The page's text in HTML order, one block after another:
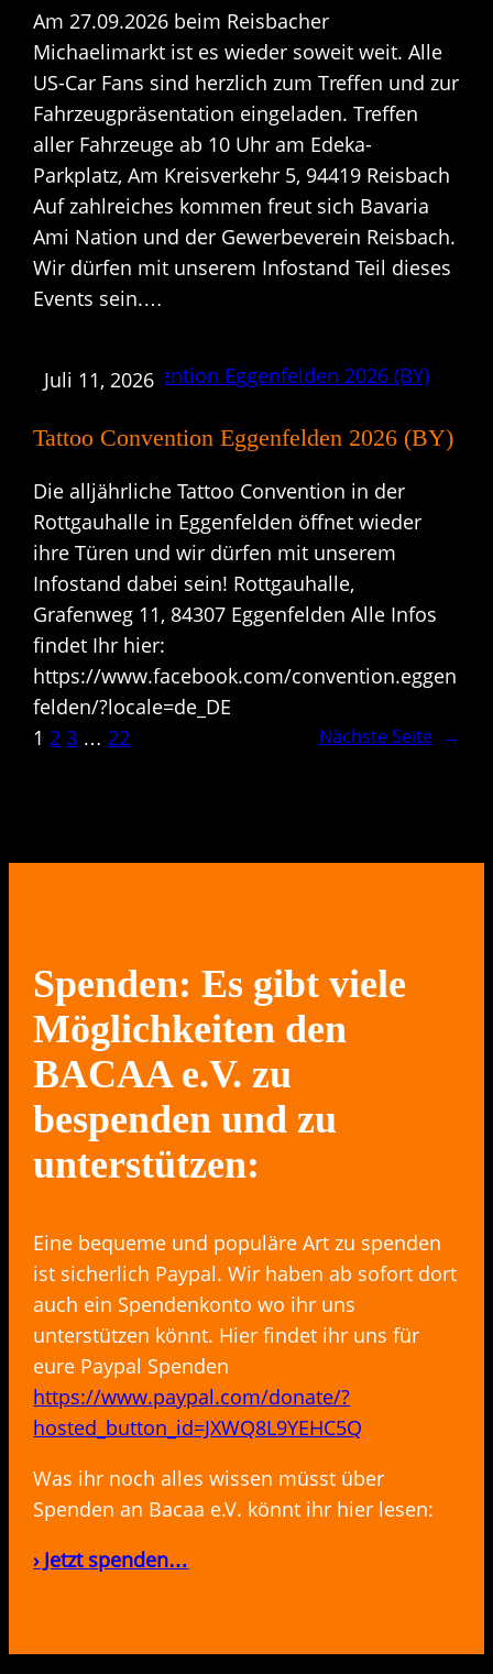
Am 27.09.2026 beim Reisbacher
Michaelimarkt ist es wieder soweit weit. Alle
US-Car Fans sind herzlich zum Treffen und zur
Fahrzeugpräsentation eingeladen. Treffen
aller Fahrzeuge ab 10 Uhr am Edeka-
Parkplatz, Am Kreisverkehr 5, 94419 Reisbach
Auf zahlreiches kommen freut sich Bavaria
Ami Nation und der Gewerbeverein Reisbach.
Wir dürfen mit unserem Infostand Teil dieses
Events sein.…
Juli 11, 2026
Tattoo Convention Eggenfelden 2026 (BY)
Die alljährliche Tattoo Convention in der
Rottgauhalle in Eggenfelden öffnet wieder
ihre Türen und wir dürfen mit unserem
Infostand dabei sein! Rottgauhalle,
Grafenweg 11, 84307 Eggenfelden Alle Infos
findet Ihr hier:
https://www.facebook.com/convention.eggen
felden/?locale=de_DE
1 2 3 … 22 Nächste Seite →
Spenden: Es gibt viele
Möglichkeiten den
BACAA e.V. zu
bespenden und zu
unterstützen:
Eine bequeme und populäre Art zu spenden
ist sicherlich Paypal. Wir haben ab sofort dort
auch ein Spendenkonto wo ihr uns
unterstützen könnt. Hier findet ihr uns für
eure Paypal Spenden
https://www.paypal.com/donate/?
hosted_button_id=JXWQ8L9YEHC5Q
Was ihr noch alles wissen müsst über
Spenden an Bacaa e.V. könnt ihr hier lesen:
› Jetzt spenden…